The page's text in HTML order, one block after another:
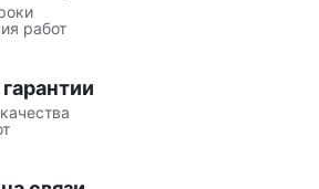
работ